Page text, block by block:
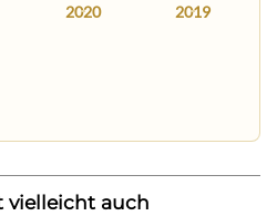
2020 2019
vielleicht auch